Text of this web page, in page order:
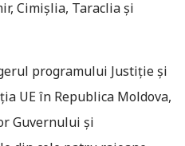
Cimişlia, Taraclia şi
programului Justiție și
UE în Republica Moldova,
Guvernului și